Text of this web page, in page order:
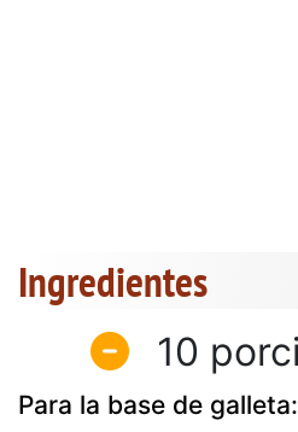
Ingredientes
10
Para la base de galleta: